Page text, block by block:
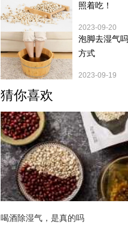
照着吃！
2023-09-20
泡脚去湿气
方式
2023-09-19
猜你喜欢
喝酒除湿气，是真的吗